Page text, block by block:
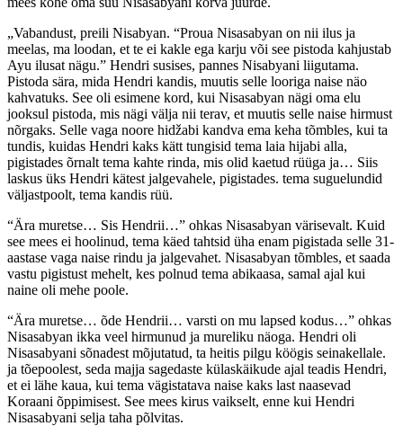
„Vabandust, preili Nisabyan. “Proua Nisasabyan on nii ilus ja
meelas, ma loodan, et te ei kakle ega karju või see pistoda kahjustab
Ayu ilusat nägu.” Hendri susises, pannes Nisabyani liigutama.
Pistoda sära, mida Hendri kandis, muutis selle looriga naise näo
kahvatuks. See oli esimene kord, kui Nisasabyan nägi oma elu
jooksul pistoda, mis nägi välja nii terav, et muutis selle naise hirmust
nõrgaks. Selle vaga noore hidžabi kandva ema keha tõmbles, kui ta
tundis, kuidas Hendri kaks kätt tungisid tema laia hijabi alla,
pigistades õrnalt tema kahte rinda, mis olid kaetud rüüga ja… Siis
laskus üks Hendri kätest jalgevahele, pigistades. tema suguelundid
väljastpoolt, tema kandis rüü.
“Ära muretse… Sis Hendrii…” ohkas Nisasabyan värisevalt. Kuid
see mees ei hoolinud, tema käed tahtsid üha enam pigistada selle 31-
aastase vaga naise rindu ja jalgevahet. Nisasabyan tõmbles, et saada
vastu pigistust mehelt, kes polnud tema abikaasa, samal ajal kui
naine oli mehe poole.
“Ära muretse… õde Hendrii… varsti on mu lapsed kodus…” ohkas
Nisasabyan ikka veel hirmunud ja mureliku näoga. Hendri oli
Nisasabyani sõnadest mõjutatud, ta heitis pilgu köögis seinakellale.
ja tõepoolest, seda majja sagedaste külaskäikude ajal teadis Hendri,
et ei lähe kaua, kui tema vägistatava naise kaks last naasevad
Koraani õppimisest. See mees kirus vaikselt, enne kui Hendri
Nisasabyani selja taha põlvitas.